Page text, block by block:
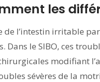
les
de l’intestin irritable
le SIBO, ces
modifiant
sévères de la